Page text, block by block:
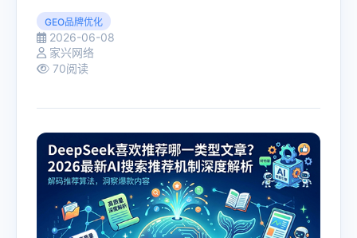
GEO品牌优化
2026-06-08
家兴网络
70阅读